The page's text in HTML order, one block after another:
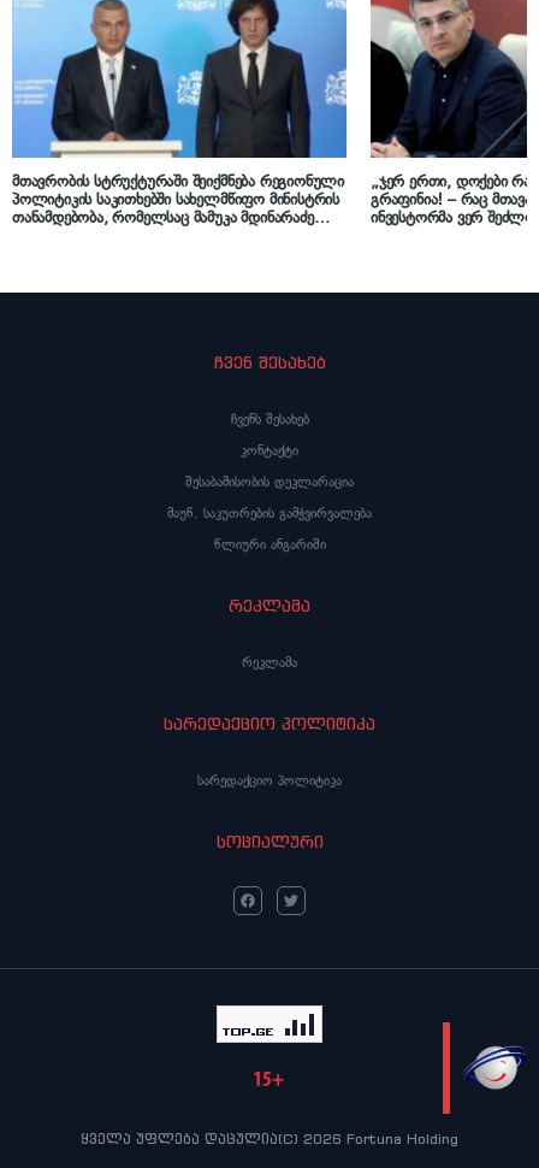
LIVE
მთავრობის სტრუქტურაში შეიქმნება რეგიონული
პოლიტიკის საკითხებში სახელმწიფო მინისტრის
თანამდებობა, რომელსაც მამუკა მდინარაძე
„ჯერ ერთი, დოქები
გრაფინია! – რაც
ინვესტორმა ვერ
ჩვენ შესახებ
ჩვენს შესახებ
კონტაქტი
შესაბამისობის დეკლარაცია
მაუწ. საკუთრების გამჭვირვალება
წლიური ანგარიში
რეკლამა
რეკლამა
სარედაქციო პოლიტიკა
სარედაქციო პოლიტიკა
სოციალური
ყველა უფლება დაცულია(C) 2026 Fortuna Holding